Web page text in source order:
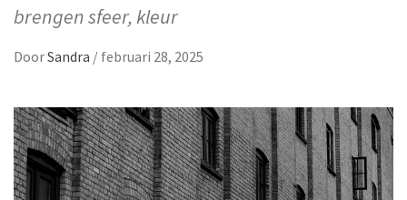
brengen sfeer, kleur
DoorSandra / februari 28, 2025